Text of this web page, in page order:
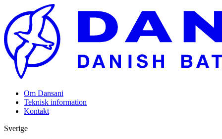
Om Dansani
Teknisk information
Kontakt
Sverige